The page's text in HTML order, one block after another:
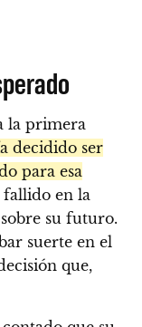
la primera
decidido ser
para esa
fallido en la
su futuro.
suerte en el
que,